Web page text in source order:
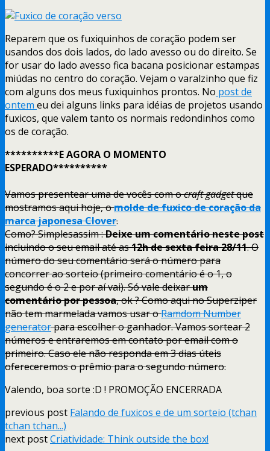
Reparem que os fuxiquinhos de coração podem ser
usandos dos dois lados, do lado avesso ou do direito. Se
for usar do lado avesso fica bacana posicionar estampas
miúdas no centro do coração. Vejam o varalzinho que fiz
com alguns dos meus fuxiquinhos prontos. No post de
ontem eu dei alguns links para idéias de projetos usando
fuxicos, que valem tanto os normais redondinhos como
os de coração.
**********E AGORA O MOMENTO
ESPERADO**********
Vamos presentear uma de vocês com ocraft gadgetque
mostramos aqui hoje, omolde de fuxico de coração da
marca japonesa Clover.
Como? Simplesassim :Deixe um comentário neste post
incluindo o seu email até as12h de sexta feira 28/11. O
número do seu comentário será o número para
concorrer ao sorteio (primeiro comentário é o 1, o
segundo é o 2 e por aí vai). Só vale deixarum
comentário por pessoa, ok ? Como aqui no Superziper
não tem marmelada vamos usar oRamdom Number
generatorpara escolher o ganhador. Vamos sortear 2
números e entraremos em contato por email com o
primeiro. Caso ele não responda em 3 dias úteis
ofereceremos o prêmio para o segundo número.
Valendo, boa sorte :D ! PROMOÇÃO ENCERRADA
previous post Falando de fuxicos e de um sorteio (tchan
tchan tchan...)
next postCriatividade: Think outside the box!